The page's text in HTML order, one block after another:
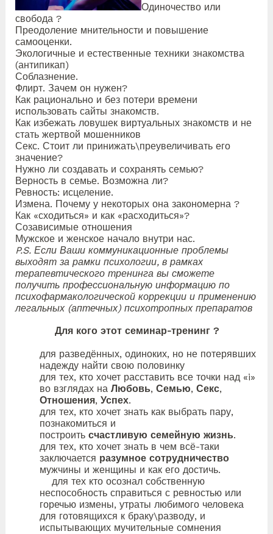
Одиночество или
свобода ?
Преодоление мнительности и повышение
самооценки.
Экологичные и естественные техники знакомства
(антипикап)
Соблазнение.
Флирт. Зачем он нужен?
Как рационально и без потери времени
использовать сайты знакомств.
Как избежать ловушек виртуальных знакомств и не
стать жертвой мошенников
Секс. Стоит ли принижать\преувеличивать его
значение?
Нужно ли создавать и сохранять семью?
Верность в семье. Возможна ли?
Ревность: исцеление.
Измена. Почему у некоторых она закономерна ?
Как «сходиться» и как «расходиться»?
Созависимые отношения
Мужское и женское начало внутри нас.
P.S. Если Ваши коммуникационные проблемы
выходят за рамки психологии, в рамках
терапевтического тренинга вы сможете
получить профессиональную информацию по
психофармакологической коррекции и применению
легальных (аптечных) психотропных препаратов
Для кого этот семинар-тренинг ?
для разведённых, одиноких, но не потерявших
надежду найти свою половинку
для тех, кто хочет расставить все точки над «i»
во взглядах на Любовь, Семью, Секс,
Отношения, Успех.
для тех, кто хочет знать как выбрать пару,
познакомиться и
построить счастливую семейную жизнь.
для тех, кто хочет знать в чем всё-таки
заключается разумное сотрудничество
мужчины и женщины и как его достичь.
для тех кто осознал собственную
неспособность справиться с ревностью или
горечью измены, утраты любимого человека
для готовящихся к браку\разводу, и
испытывающих мучительные сомнения